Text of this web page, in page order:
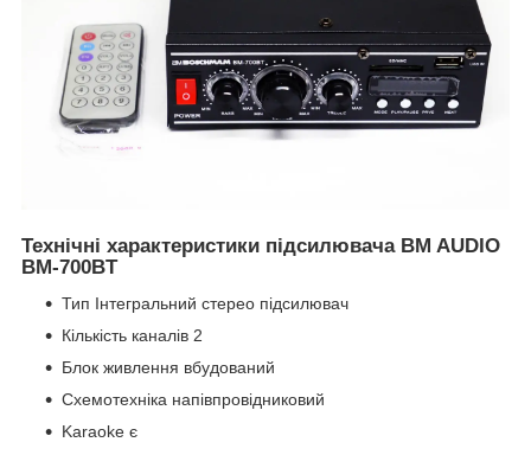
Технічні характеристики підсилювача BM AUDIO
BM-700BT
Тип Інтегральний стерео підсилювач
Кількість каналів 2
Блок живлення вбудований
Схемотехніка напівпровідниковий
Karaoke є